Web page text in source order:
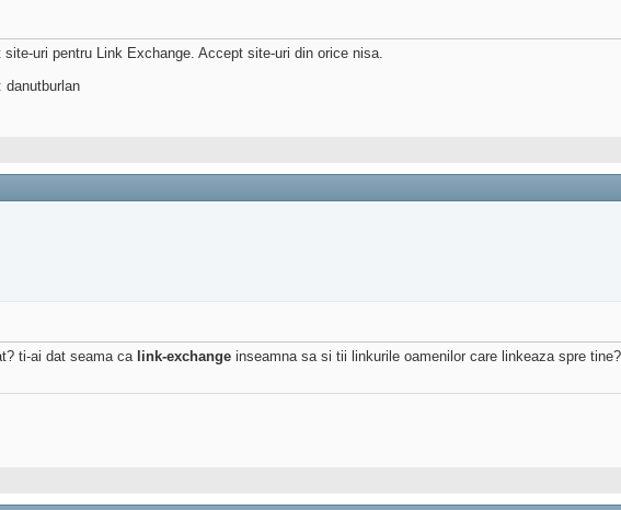
uri pentru Link Exchange. Accept site-uri din orice nisa.
danutburlan
ti-ai dat seama ca link-exchange inseamna sa si tii linkurile oamenilor care linkeaza spre